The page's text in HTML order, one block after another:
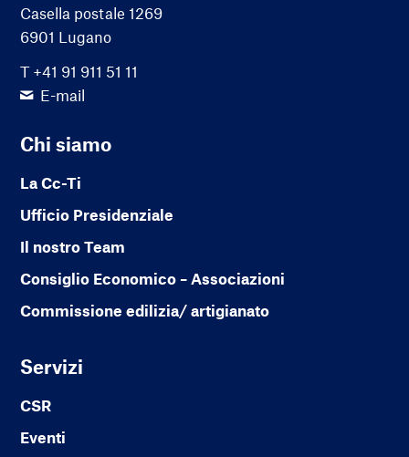
Casella postale 1269
6901 Lugano
T +41 91 911 51 11
E-mail
Chi siamo
La Cc-Ti
Ufficio Presidenziale
Il nostro Team
Consiglio Economico – Associazioni
Commissione edilizia/ artigianato
Servizi
CSR
Eventi